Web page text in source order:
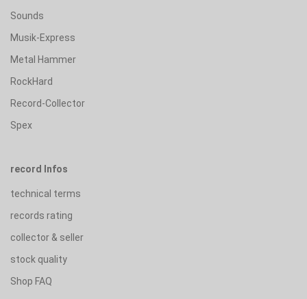
Sounds
Musik-Express
Metal Hammer
RockHard
Record-Collector
Spex
record Infos
technical terms
records rating
collector & seller
stock quality
Shop FAQ